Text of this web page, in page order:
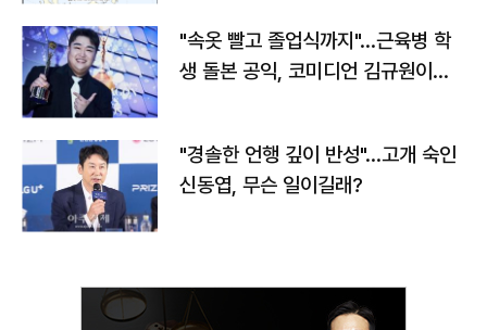
"속옷 빨고 졸업식까지"…근육병 학
생 돌본 공익, 코미디언 김규원이었
"경솔한 언행 깊이 반성"…고개 숙인
신동엽, 무슨 일이길래?